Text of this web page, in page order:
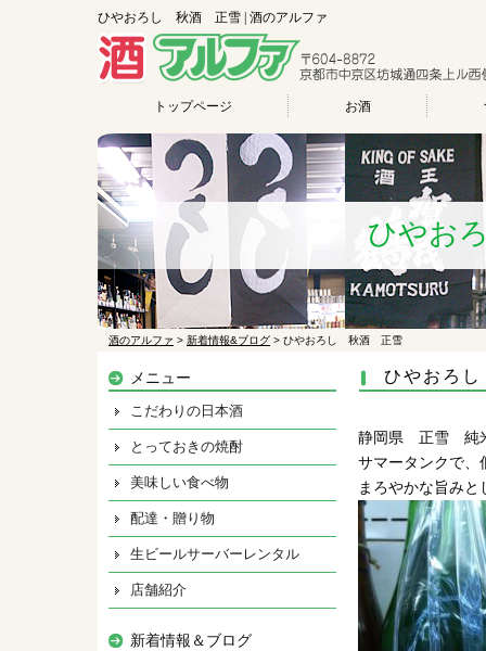
ひやおろし 秋酒 正雪 | 酒のアルファ
トップページ お酒
ひやお
酒のアルファ > 新着情報&ブログ > ひやおろし 秋酒 正雪
ひやおろ
静岡県 正雪 純
サマータンクで、
まろやかな旨み
メニュー
こだわりの日本酒
とっておきの焼酎
美味しい食べ物
配達・贈り物
生ビールサーバーレンタル
店舗紹介
新着情報＆ブログ